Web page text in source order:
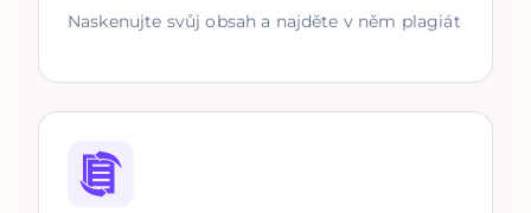
Naskenujte svůj obsah a najděte v něm plagiát